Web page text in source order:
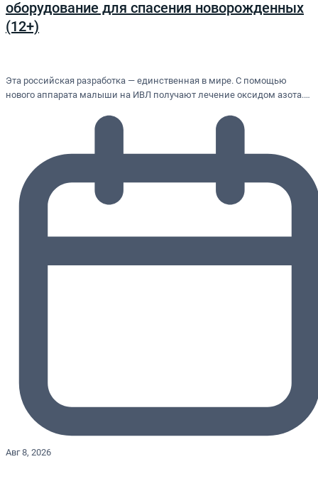
оборудование для спасения новорожденных
(12+)
Эта российская разработка — единственная в мире. С помощью
нового аппарата малыши на ИВЛ получают лечение оксидом азота.…
Авг 8, 2026